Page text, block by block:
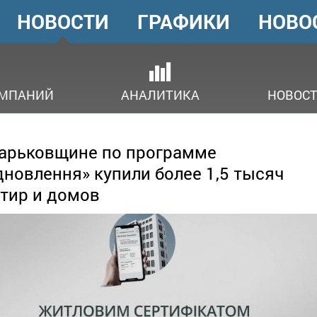
ГОЛОВНЕ
МЕНЮ
НОВОСТИ
АНАЛИТИКА
ГРАФИКИ
по программе
купили более 1,5 тысяч
и домов